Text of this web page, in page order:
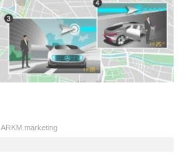
ARKM.marketing